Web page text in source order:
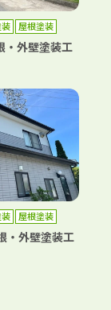
屋根塗装
外壁塗装工
屋根塗装
外壁塗装工